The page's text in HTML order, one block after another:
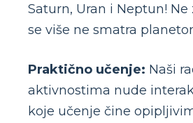
Saturn, Uran i Neptun!
se više ne smatra
Praktično učenje: Naši
aktivnostima nude
koje učenje čine